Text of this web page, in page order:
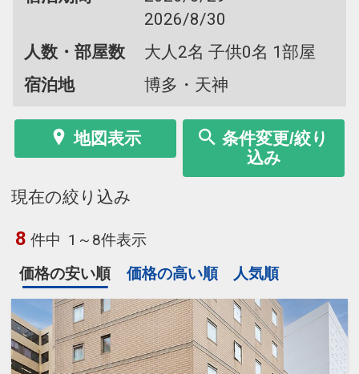
2026/8/30
人数・部屋数
大人2名 子供0名 1部屋
宿泊地
博多・天神
地図表示
条件変更/絞り
込み
現在の絞り込み
8 件中 1～8件表示
価格の安い順
価格の高い順 人気順